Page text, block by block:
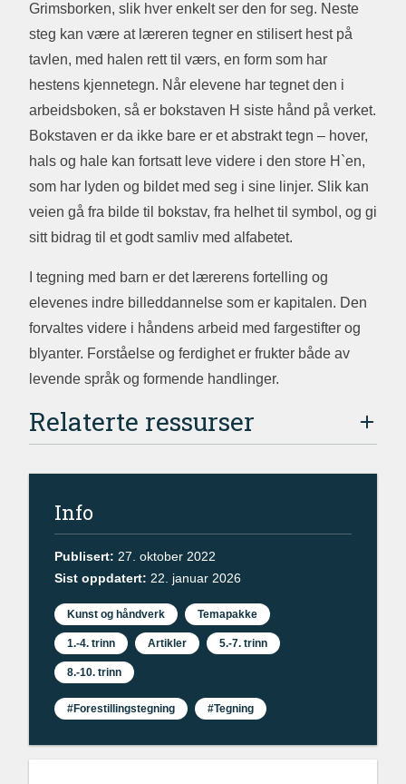
Grimsborken, slik hver enkelt ser den for seg. Neste
steg kan være at læreren tegner en stilisert hest på
tavlen, med halen rett til værs, en form som har
hestens kjennetegn. Når elevene har tegnet den i
arbeidsboken, så er bokstaven H siste hånd på verket.
Bokstaven er da ikke bare er et abstrakt tegn – hover,
hals og hale kan fortsatt leve videre i den store H`en,
som har lyden og bildet med seg i sine linjer. Slik kan
veien gå fra bilde til bokstav, fra helhet til symbol, og gi
sitt bidrag til et godt samliv med alfabetet.
I tegning med barn er det lærerens fortelling og
elevenes indre billeddannelse som er kapitalen. Den
forvaltes videre i håndens arbeid med fargestifter og
blyanter. Forståelse og ferdighet er frukter både av
levende språk og formende handlinger.
Relaterte ressurser
Info
Publisert: 27. oktober 2022
Sist oppdatert: 22. januar 2026
Kunst og håndverk Temapakke
1.-4. trinn Artikler 5.-7. trinn
8.-10. trinn
#Forestillingstegning #Tegning